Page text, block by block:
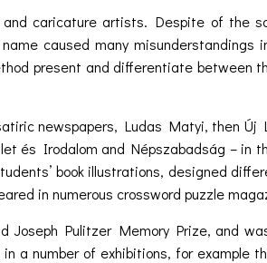
and caricature artists. Despite of the
caused many misunderstandings
present and differentiate between
newspapers, Ludas Matyi, then Új
és Irodalom and Népszabadság – in
book illustrations, designed
in numerous crossword puzzle
Joseph Pulitzer Memory Prize, and
a number of exhibitions, for example